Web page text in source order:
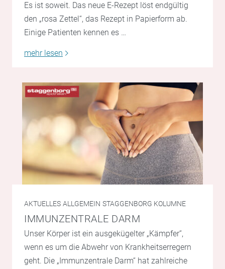
Es ist soweit. Das neue E-Rezept löst endgültig
den „rosa Zettel“, das Rezept in Papierform ab.
Einige Patienten kennen es …
mehr lesen
AKTUELLES ALLGEMEIN STAGGENBORG KOLUMNE
IMMUNZENTRALE DARM
Unser Körper ist ein ausgekügelter „Kämpfer“,
wenn es um die Abwehr von Krankheitserregern
geht. Die „Immunzentrale Darm“ hat zahlreiche